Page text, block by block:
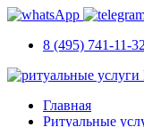
8 (495) 741-11-32
Главная
Ритуальные